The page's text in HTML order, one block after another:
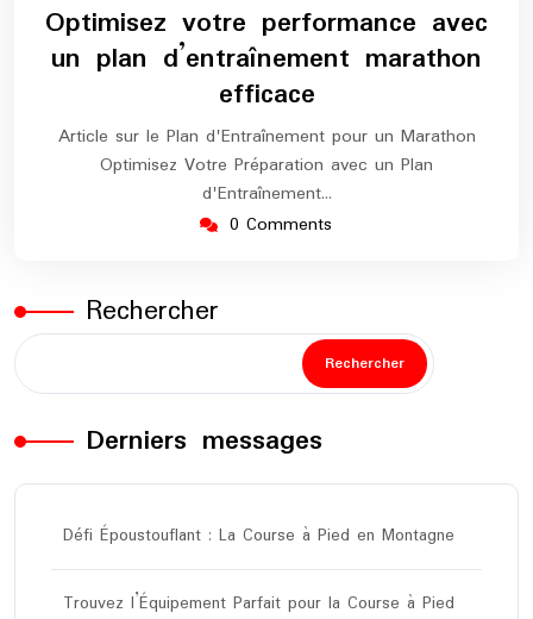
2025
marathon
Optimisez votre performance avec
un plan d’entraînement marathon
efficace
Article sur le Plan d'Entraînement pour un Marathon
Optimisez Votre Préparation avec un Plan
d'Entraînement…
0 Comments
Rechercher
Rechercher
Derniers messages
Défi Époustouflant : La Course à Pied en Montagne
Trouvez l’Équipement Parfait pour la Course à Pied